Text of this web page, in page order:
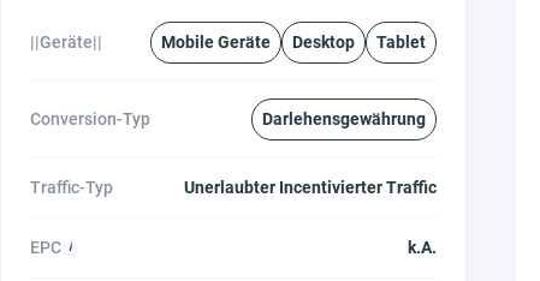
||Geräte|| Mobile Geräte Desktop Tablet
Conversion-Typ Darlehensgewährung
Traffic-Typ Unerlaubter Incentivierter Traffic
EPC k.A.